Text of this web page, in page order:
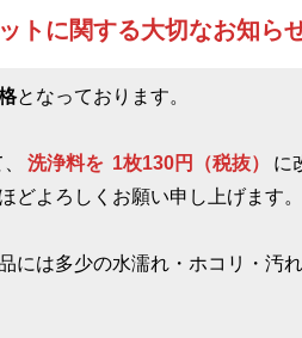
トに関する大切なお知ら
となっております。
洗浄料を 1枚130円（税抜）
に
よろしくお願い申し上げます。
には多少の水濡れ・ホコリ・汚